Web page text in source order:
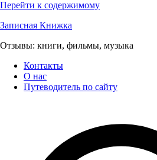
Перейти к содержимому
Записная Книжка
Отзывы: книги, фильмы, музыка
Контакты
О нас
Путеводитель по сайту